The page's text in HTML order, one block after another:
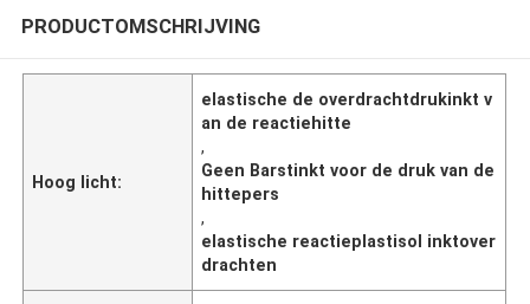
PRODUCTOMSCHRIJVING
Hoog licht:
elastische de overdrachtdrukinkt v
an de reactiehitte
,
Geen Barstinkt voor de druk van de
hittepers
,
elastische reactieplastisol inktover
drachten